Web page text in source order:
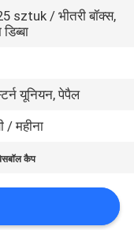
sztuk / भीतरी बॉक्स,
यूनियन, पेपैल
/ महीना
कैप